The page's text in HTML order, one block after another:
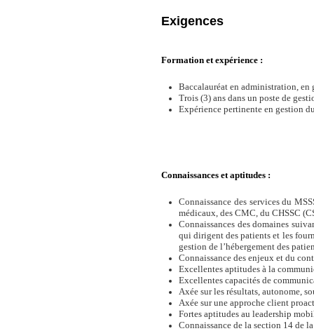
Exigences
Formation et expérience :
Baccalauréat en administration, en
Trois (3) ans dans un poste de
Expérience pertinente en gestion
Connaissances et aptitudes :
Connaissance des services du
médicaux, des CMC, du CHSSC
Connaissances des domaines
qui dirigent des patients et les
gestion de l’hébergement des
Connaissance des enjeux et du
Excellentes aptitudes à la
Excellentes capacités de
Axée sur les résultats, autonome,
Axée sur une approche client
Fortes aptitudes au leadership
Connaissance de la section 14 de